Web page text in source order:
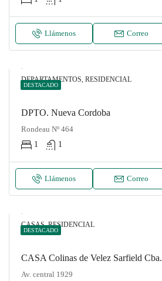
Llámenos Correo
DESTACADO
DEPARTAMENTOS, RESIDENCIAL
DPTO. Nueva Cordoba
Rondeau Nº 464
1
1
Llámenos Correo
DESTACADO
CASAS, RESIDENCIAL
CASA Colinas de Velez Sarfield Cba.
Av. central 1929